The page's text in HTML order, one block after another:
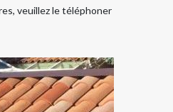
veuillez le téléphoner